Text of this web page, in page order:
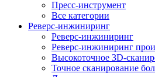
Пресс-инструмент
Все категории
Реверс-инжиниринг
Реверс-инжиниринг
Реверс-инжиниринг
Высокоточное 3D-
Точное сканирование